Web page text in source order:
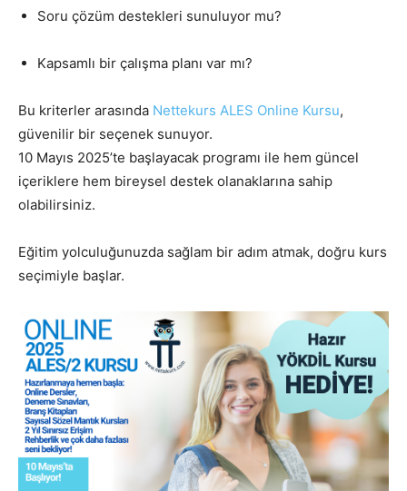
Soru çözüm destekleri sunuluyor mu?
Kapsamlı bir çalışma planı var mı?
Bu kriterler arasında Nettekurs ALES Online Kursu,
güvenilir bir seçenek sunuyor.
10 Mayıs 2025’te başlayacak programı ile hem güncel
içeriklere hem bireysel destek olanaklarına sahip
olabilirsiniz.
Eğitim yolculuğunuzda sağlam bir adım atmak, doğru kurs
seçimiyle başlar.